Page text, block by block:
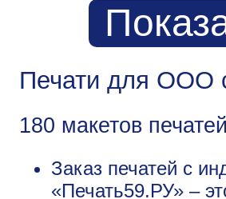
Печати для ООО
180 макетов
Заказ печатей с
«Печать59.РУ» –